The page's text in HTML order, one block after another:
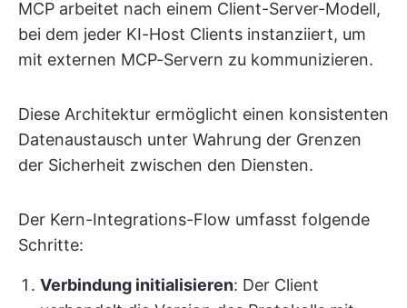
MCP arbeitet nach einem Client-Server-Modell,
bei dem jeder KI-Host Clients instanziiert, um
mit externen MCP-Servern zu kommunizieren.
Diese Architektur ermöglicht einen konsistenten
Datenaustausch unter Wahrung der Grenzen
der Sicherheit zwischen den Diensten.
Der Kern-Integrations-Flow umfasst folgende
Schritte:
Verbindung initialisieren: Der Client